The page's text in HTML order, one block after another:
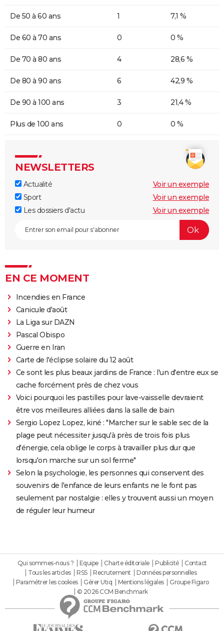
De 50 à 60 ans 1 7,1 %
De 60 à 70 ans 0 0 %
De 70 à 80 ans 4 28,6 %
De 80 à 90 ans 6 42,9 %
De 90 à 100 ans 3 21,4 %
Plus de 100 ans 0 0 %
NEWSLETTERS
Actualité
Voir un exemple
Sport
Voir un exemple
Les dossiers d'actu
Voir un exemple
EN CE MOMENT
Incendies en France
Canicule d'août
La Liga sur DAZN
Pascal Obispo
Guerre en Iran
Carte de l'éclipse solaire du 12 août
Ce sont les plus beaux jardins de France : l'un d'entre eux se
cache forcément près de chez vous
Voici pourquoi les pastilles pour lave-vaisselle devraient
être vos meilleures alliées dans la salle de bain
Sergio Lopez Lopez, kiné : "Marcher sur le sable sec de la
plage peut nécessiter jusqu'à près de trois fois plus
d'énergie, cela oblige le corps à travailler plus dur que
lorsqu'on marche sur un sol ferme"
Selon la psychologie, les personnes qui conservent des
souvenirs de l'enfance de leurs enfants ne le font pas
seulement par nostalgie : elles y trouvent aussi un moyen
de réguler leur humeur
Qui sommes-nous ? Equipe Charte éditoriale Publicité
Contact
Tous les articles
RSS Recrutement
Données personnelles
Paramétrer les cookies
Gérer Utiq Mentions légales
Groupe Figaro
© 2026 CCM Benchmark